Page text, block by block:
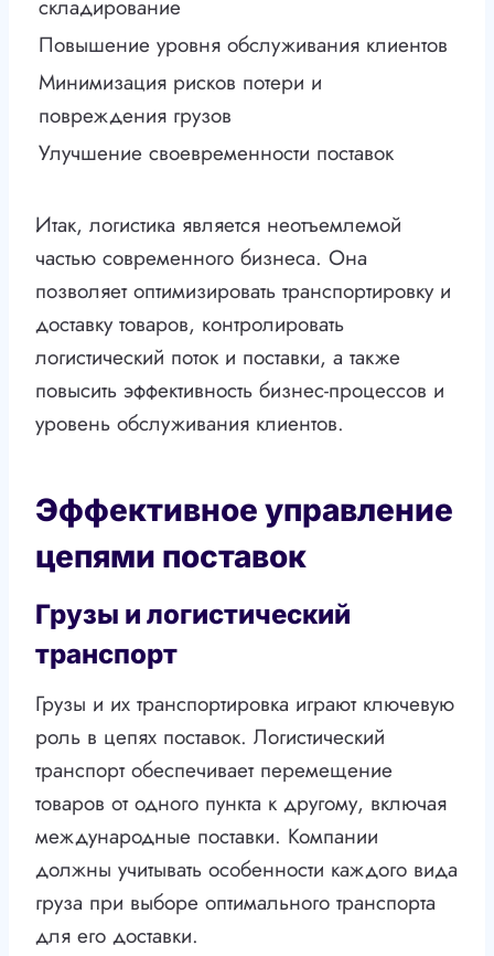
складирование
Повышение уровня обслуживания клиентов
Минимизация рисков потери и
повреждения грузов
Улучшение своевременности поставок
Итак, логистика является неотъемлемой
частью современного бизнеса. Она
позволяет оптимизировать транспортировку и
доставку товаров, контролировать
логистический поток и поставки, а также
повысить эффективность бизнес-процессов и
уровень обслуживания клиентов.
Эффективное управление
цепями поставок
Грузы и логистический
транспорт
Грузы и их транспортировка играют ключевую
роль в цепях поставок. Логистический
транспорт обеспечивает перемещение
товаров от одного пункта к другому, включая
международные поставки. Компании
должны учитывать особенности каждого вида
груза при выборе оптимального транспорта
для его доставки.